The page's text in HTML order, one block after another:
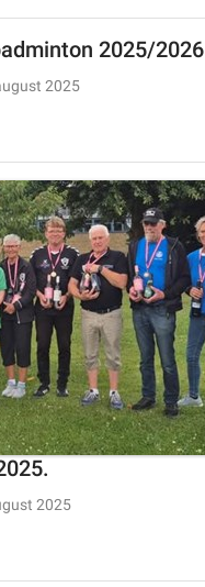
2025/2026
2025
2025